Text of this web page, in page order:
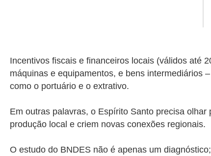
Incentivos fiscais e financeiros locais (válidos até
máquinas e equipamentos, e bens intermediários
como o portuário e o extrativo.
Em outras palavras, o Espírito Santo precisa
produção local e criem novas conexões regionais.
O estudo do BNDES não é apenas um